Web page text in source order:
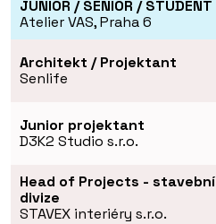
JUNIOR / SENIOR / STUDENT
Atelier VAS, Praha 6
Architekt / Projektant
Senlife
Junior projektant
D3K2 Studio s.r.o.
Head of Projects - stavební
divize
STAVEX interiéry s.r.o.